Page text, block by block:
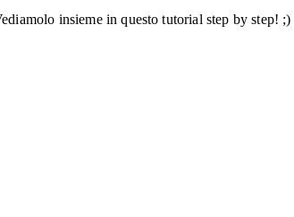
insieme in questo tutorial step by step! ;)